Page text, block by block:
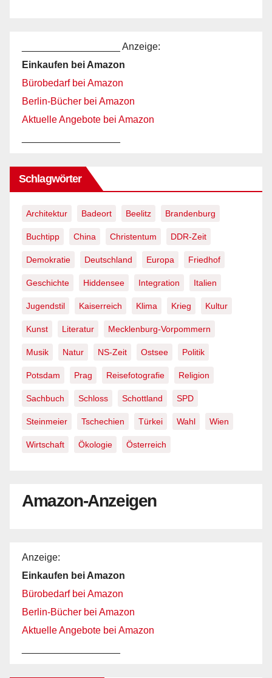
__________________ Anzeige:
Einkaufen bei Amazon
Bürobedarf bei Amazon
Berlin-Bücher bei Amazon
Aktuelle Angebote bei Amazon
Schlagwörter
Architektur Badeort Beelitz Brandenburg
Buchtipp China Christentum DDR-Zeit
Demokratie Deutschland Europa Friedhof
Geschichte Hiddensee Integration Italien
Jugendstil Kaiserreich Klima Krieg Kultur
Kunst Literatur Mecklenburg-Vorpommern
Musik Natur NS-Zeit Ostsee Politik
Potsdam Prag Reisefotografie Religion
Sachbuch Schloss Schottland SPD
Steinmeier Tschechien Türkei Wahl Wien
Wirtschaft Ökologie Österreich
Amazon-Anzeigen
Anzeige:
Einkaufen bei Amazon
Bürobedarf bei Amazon
Berlin-Bücher bei Amazon
Aktuelle Angebote bei Amazon